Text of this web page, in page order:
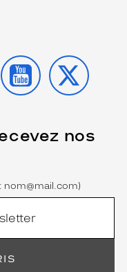
YOUTUBE
X
nos
nom@mail.com)